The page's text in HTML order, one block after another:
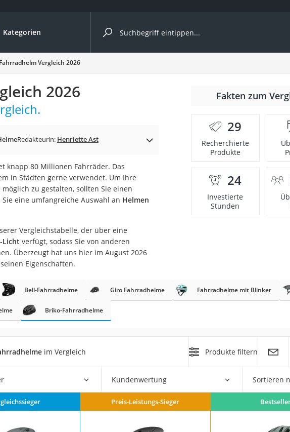
Kategorien
Vergleiche nach Kategorie
& Sport
366 cm
Koffer
Herren
mit Rollen
Reiten
Vergleich 2026
2026
Redakteurin: Henriette Ast
knapp 80 Millionen Fahrräder. Das
in Städten gerne verwendet. Um Ihre
zu gestalten, sollten Sie einen
eine umfangreiche Auswahl an Helmen
Vergleichstabelle, der über eine
Licht verfügt, sodass Sie von anderen
Überzeugt hat uns hier im August 2026
Eigenschaften.
Fakten zum
29
Recherchierte
Produkte
24
Investierte
Stunden
Bell-Fahrradhelme Giro Fahrradhelme Fahrradhelme mit Blinker
Briko-Fahrradhelme
im Vergleich Produkte filtern
Kundenwertung Sortieren
Preis-Leistungs-Sieger